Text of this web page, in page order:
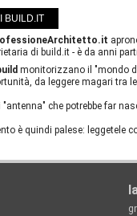
BUILD.IT
di build.it - è da anni
monitorizzano il "mondo
da leggere magari tra
che potrebbe far
è quindi palese: leggetele